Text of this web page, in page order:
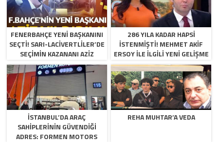
FENERBAHÇE YENI BAŞKANINI
SEÇTI! SARI-LACIVERTLILER’DE
SEÇIMIN KAZANANI AZIZ
YILDIRIM OLDU
286 YILA KADAR HAPSI
ISTENMIŞTI! MEHMET AKIF
ERSOY ILE ILGILI YENI GELIŞME
İSTANBUL’DA ARAÇ
SAHIPLERININ GÜVENDIĞI
ADRES: FORMEN MOTORS
REHA MUHTAR’A VEDA